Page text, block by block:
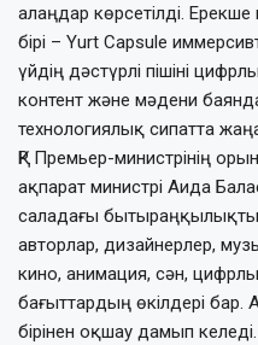
алаңдар көрсетілді.
бірі – Yurt Capsule
үйдің дәстүрлі пішіні
контент және мәдени
технологиялық сипатта
ҚР Премьер-министрінің
ақпарат министрі Аида
саладағы бытыраңқылықты
авторлар, дизайнерлер,
кино, анимация, сән,
бағыттардың өкілдері бар.
бірі­нен оқшау дамып